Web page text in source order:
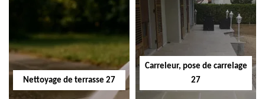
Nettoyage de terrasse 27
Carreleur, pose de carrelage
27